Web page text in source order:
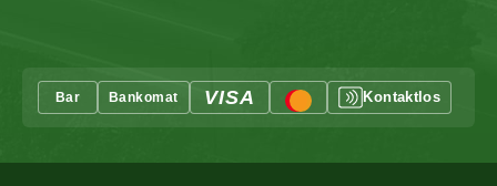
Bar Bankomat VISA MastercardKontaktlos